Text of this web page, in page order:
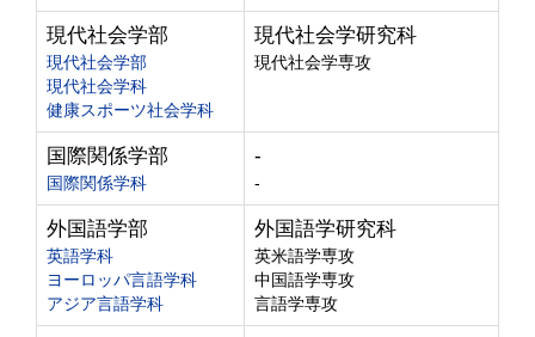
現代社会学部
現代社会学部
現代社会学科
健康スポーツ社会学科
現代社会学研究科
現代社会学専攻
国際関係学部
国際関係学科
-
-
外国語学部
英語学科
ヨーロッパ言語学科
アジア言語学科
外国語学研究科
英米語学専攻
中国語学専攻
言語学専攻